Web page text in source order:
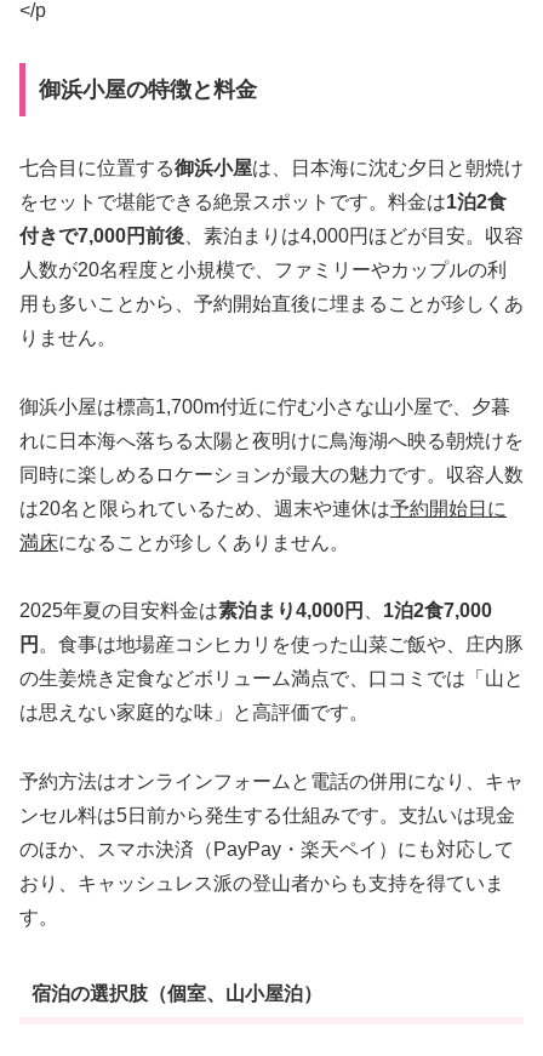
</p
御浜小屋の特徴と料金
七合目に位置する御浜小屋は、日本海に沈む夕日と朝焼け
をセットで堪能できる絶景スポットです。料金は1泊2食
付きで7,000円前後 、素泊まりは4,000円ほどが目安。収容
人数が20名程度と小規模で、ファミリーやカップルの利
用も多いことから、予約開始直後に埋まることが珍しくあ
りません。
御浜小屋は標高1,700m付近に佇む小さな山小屋で、夕暮
れに日本海へ落ちる太陽と夜明けに鳥海湖へ映る朝焼けを
同時に楽しめるロケーションが最大の魅力です。収容人数
は20名と限られているため、週末や連休は予約開始日に
満床になることが珍しくありません。
2025年夏の目安料金は素泊まり4,000円
1泊2食7,000
円 。食事は地場産コシヒカリを使った山菜ご飯や、庄内豚
の生姜焼き定食などボリューム満点で、口コミでは「山と
は思えない家庭的な味」と高評価です。
予約方法はオンラインフォームと電話の併用になり、キャ
ンセル料は5日前から発生する仕組みです。支払いは現金
のほか、スマホ決済（PayPay・楽天ペイ）にも対応して
おり、キャッシュレス派の登山者からも支持を得ていま
す。
宿泊の選択肢（個室、山小屋泊）